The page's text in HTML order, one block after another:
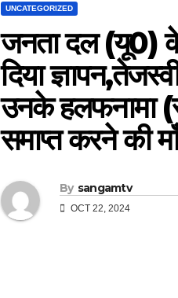
UNCATEGORIZED
जनता दल (यू0) के
दिया
उनके हलफनामा
समाप्त करने की
By sangamtv
OCT 22, 2024